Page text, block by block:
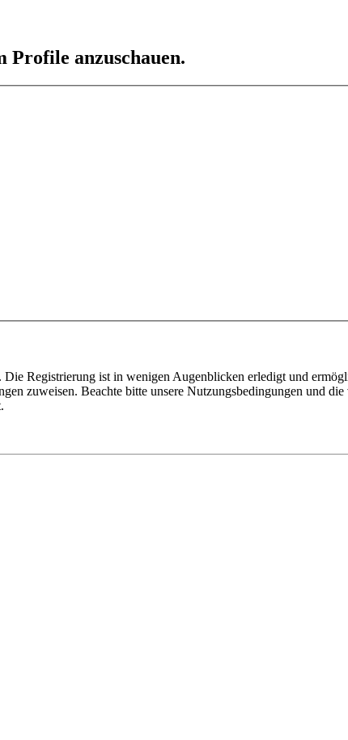
Profile anzuschauen.
Registrierung ist in wenigen Augenblicken erledigt und
zuweisen. Beachte bitte unsere Nutzungsbedingungen und